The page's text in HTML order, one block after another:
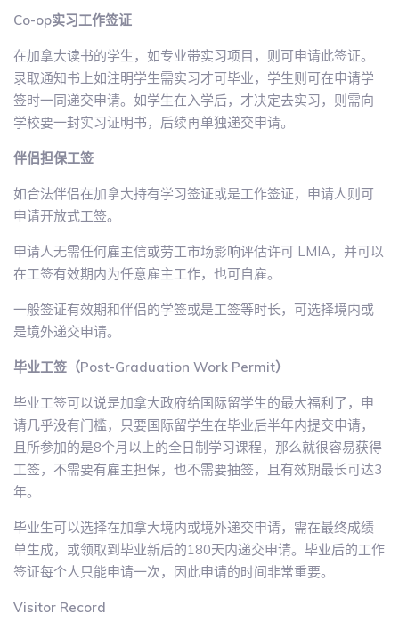
Co-op实习工作签证
在加拿大读书的学生，如专业带实习项目，则可申请此签证。
录取通知书上如注明学生需实习才可毕业，学生则可在申请学
签时一同递交申请。如学生在入学后，才决定去实习，则需向
学校要一封实习证明书，后续再单独递交申请。
伴侣担保工签
如合法伴侣在加拿大持有学习签证或是工作签证，申请人则可
申请开放式工签。
申请人无需任何雇主信或劳工市场影响评估许可 LMIA，并可以
在工签有效期内为任意雇主工作，也可自雇。
一般签证有效期和伴侣的学签或是工签等时长，可选择境内或
是境外递交申请。
毕业工签（Post-Graduation Work Permit）
毕业工签可以说是加拿大政府给国际留学生的最大福利了，申
请几乎没有门槛，只要国际留学生在毕业后半年内提交申请，
且所参加的是8个月以上的全日制学习课程，那么就很容易获得
工签，不需要有雇主担保，也不需要抽签，且有效期最长可达3
年。
毕业生可以选择在加拿大境内或境外递交申请，需在最终成绩
单生成，或领取到毕业新后的180天内递交申请。毕业后的工作
签证每个人只能申请一次，因此申请的时间非常重要。
Visitor Record